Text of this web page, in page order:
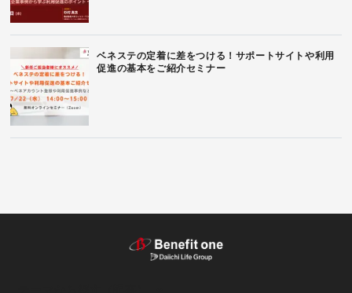
ベネステの定着に差をつける！サポートサイトや利用
促進の基本をご紹介セミナー